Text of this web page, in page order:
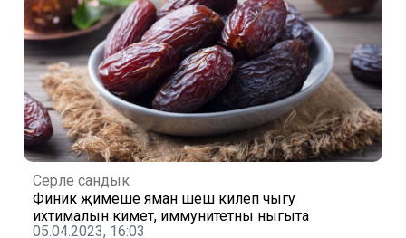
Серле сандык
Финик җимеше яман шеш килеп чыгу
ихтималын киметә, иммунитетны ныгыта
05.04.2023, 16:03